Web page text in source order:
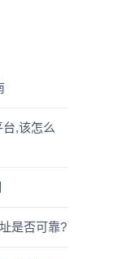
,该怎么
是否可靠?